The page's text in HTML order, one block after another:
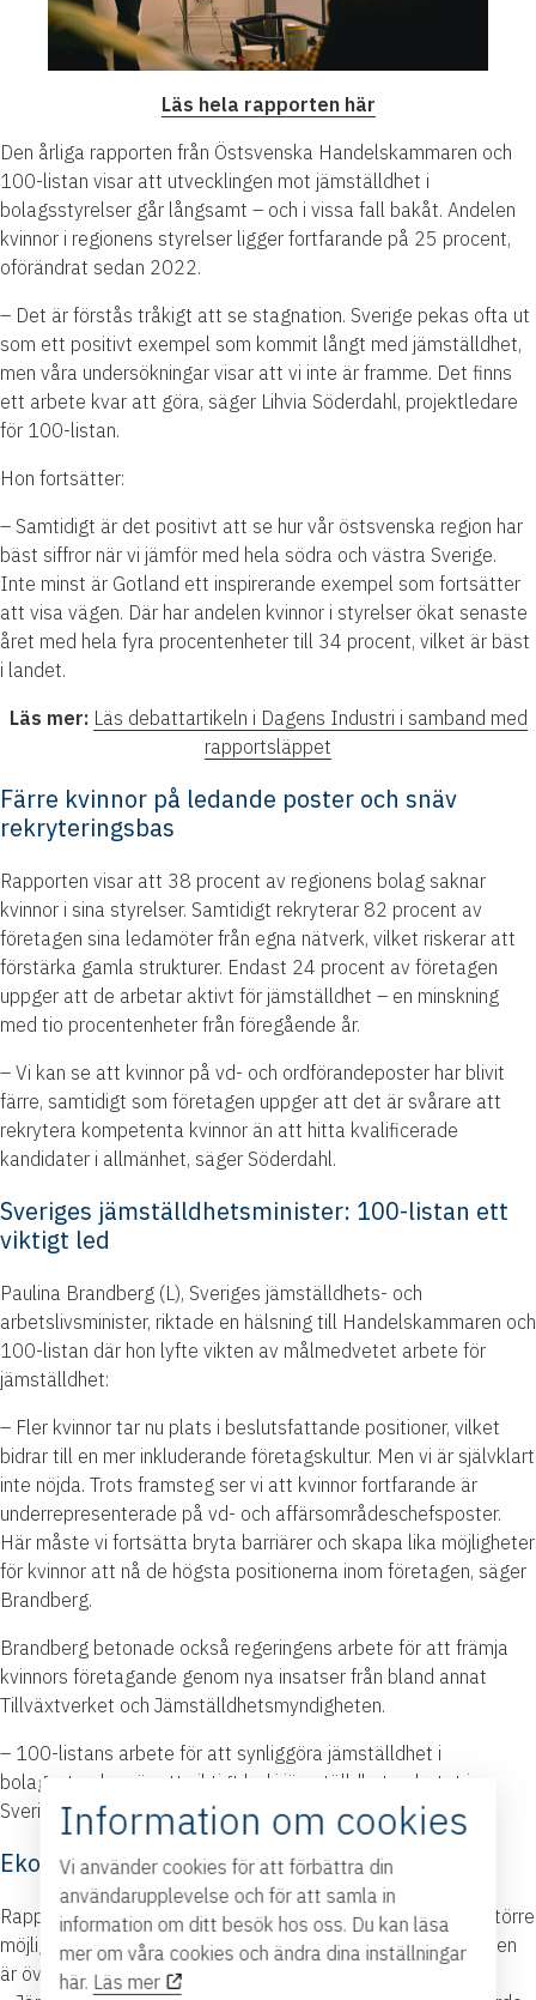
Läs hela rapporten här
Den årliga rapporten från Östsvenska Handelskammaren och
100-listan visar att utvecklingen mot jämställdhet i
bolagsstyrelser går långsamt – och i vissa fall bakåt. Andelen
kvinnor i regionens styrelser ligger fortfarande på 25 procent,
oförändrat sedan 2022.
– Det är förstås tråkigt att se stagnation. Sverige pekas ofta ut
som ett positivt exempel som kommit långt med jämställdhet,
men våra undersökningar visar att vi inte är framme. Det finns
ett arbete kvar att göra, säger Lihvia Söderdahl, projektledare
för 100-listan.
Hon fortsätter:
– Samtidigt är det positivt att se hur vår östsvenska region har
bäst siffror när vi jämför med hela södra och västra Sverige.
Inte minst är Gotland ett inspirerande exempel som fortsätter
att visa vägen. Där har andelen kvinnor i styrelser ökat senaste
året med hela fyra procentenheter till 34 procent, vilket är bäst
i landet.
Läs mer: Läs debattartikeln i Dagens Industri i samband med
rapportsläppet
Färre kvinnor på ledande poster och snäv
rekryteringsbas
Rapporten visar att 38 procent av regionens bolag saknar
kvinnor i sina styrelser. Samtidigt rekryterar 82 procent av
företagen sina ledamöter från egna nätverk, vilket riskerar att
förstärka gamla strukturer. Endast 24 procent av företagen
uppger att de arbetar aktivt för jämställdhet – en minskning
med tio procentenheter från föregående år.
– Vi kan se att kvinnor på vd- och ordförandeposter har blivit
färre, samtidigt som företagen uppger att det är svårare att
rekrytera kompetenta kvinnor än att hitta kvalificerade
kandidater i allmänhet, säger Söderdahl.
Sveriges jämställdhetsminister: 100-listan ett
viktigt led
Paulina Brandberg (L), Sveriges jämställdhets- och
arbetslivsminister, riktade en hälsning till Handelskammaren och
100-listan där hon lyfte vikten av målmedvetet arbete för
jämställdhet:
– Fler kvinnor tar nu plats i beslutsfattande positioner, vilket
bidrar till en mer inkluderande företagskultur. Men vi är självklart
inte nöjda. Trots framsteg ser vi att kvinnor fortfarande är
underrepresenterade på vd- och affärsområdeschefsposter.
Här måste vi fortsätta bryta barriärer och skapa lika möjligheter
för kvinnor att nå de högsta positionerna inom företagen, säger
Brandberg.
Brandberg betonade också regeringens arbete för att främja
kvinnors företagande genom nya insatser från bland annat
Tillväxtverket och Jämställdhetsmyndigheten.
– 100-listans arbete för att synliggöra jämställdhet i
bolagsstyrelser är ett viktigt led i jämställdhetsarbetet i
Sverige.
Ekonomiska vinster med jämställdhet
Rapporten konstaterar också att jämställda styrelser har större
möjlighet att vara mer lönsamma. Jämställda bolag i regionen
är överrepresenterade bland de företag som går med vinst.
Information om cookies
Vi använder cookies för att förbättra din
användarupplevelse och för att samla in
information om ditt besök hos oss. Du kan läsa
mer om våra cookies och ändra dina inställningar
här. Läs mer